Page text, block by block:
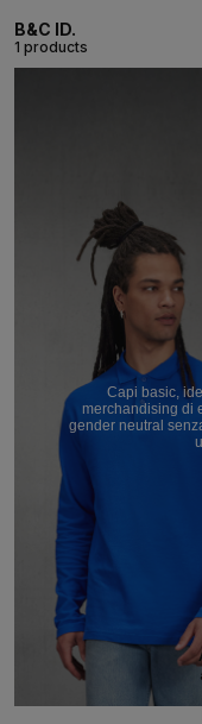
B&C ID.
1 products
Capi basic,
merchandising di
gender neutral